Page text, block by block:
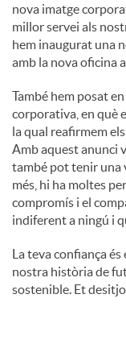
nova imatge
millor servei als
hem inaugurat una
amb la nova oficina
També hem posat
corporativa, en què
la qual reafirmem
Amb aquest anunci
també pot tenir una
més, hi ha moltes
compromís i el
indiferent a ningú i
La teva confiança
nostra història de
sostenible. Et